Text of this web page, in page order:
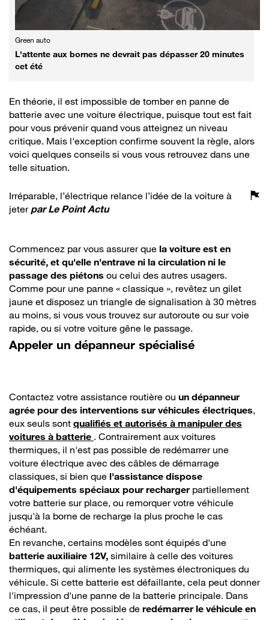
Green auto
L'attente aux bornes ne devrait pas dépasser 20 minutes
cet été
En théorie, il est impossible de tomber en panne de
batterie avec une voiture électrique, puisque tout est fait
pour vous prévenir quand vous atteignez un niveau
critique. Mais l'exception confirme souvent la règle, alors
voici quelques conseils si vous vous retrouvez dans une
telle situation.
Irréparable, l’électrique relance l’idée de la voiture à
jeter parLe Point Actu
Commencez par vous assurer que la voiture est en
sécurité, et qu'elle n'entrave ni la circulation ni le
passage des piétons ou celui des autres usagers.
Comme pour une panne « classique », revêtez un gilet
jaune et disposez un triangle de signalisation à 30 mètres
au moins, si vous vous trouvez sur autoroute ou sur voie
rapide, ou si votre voiture gêne le passage.
Appeler un dépanneur spécialisé
Contactez votre assistance routière ou un dépanneur
agrée pour des interventions sur véhicules électriques,
eux seuls sont qualifiés et autorisés à manipuler des
voitures à batterie . Contrairement aux voitures
thermiques, il n'est pas possible de redémarrer une
voiture électrique avec des câbles de démarrage
classiques, si bien que l'assistance dispose
d'équipements spéciaux pour rechargerpartiellement
votre batterie sur place, ou remorquer votre véhicule
jusqu'à la borne de recharge la plus proche le cas
échéant.
En revanche, certains modèles sont équipés d'une
batterie auxiliaire 12V, similaire à celle des voitures
thermiques, qui alimente les systèmes électroniques du
véhicule. Si cette batterie est défaillante, cela peut donner
l'impression d'une panne de la batterie principale. Dans
ce cas, il peut être possible de redémarrer le véhicule en